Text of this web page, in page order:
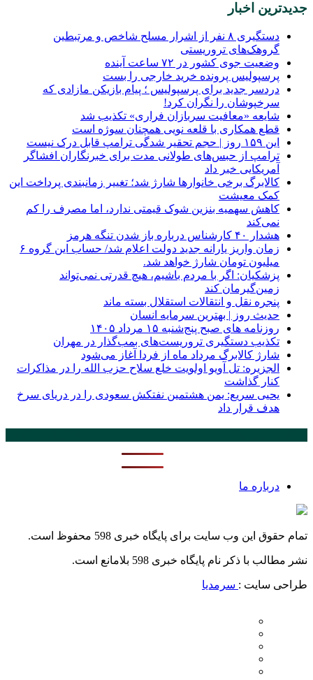
جدیدترین اخبار
دستگیری ۸ نفر از اشرار مسلح شاخص و مرتبطین
گروهک‌های تروریستی
وضعیت جوی کشور در ۷۲ ساعت آینده
پرسپولیس پرونده خرید خارجی را بست
دردسر جدید برای پرسپولیس ؛ پیام بازیکن مازادی که
سرخپوشان را نگران کرد!
شایعه «معافیت سربازان فراری» تکذیب شد
قطع همکاری با قلعه نویی همچنان سوژه است
این ۱۵۹ روز | حجم تحقیر شدگی ترامپ قابل درک نیست
ترامپ از حبس‌های طولانی مدت برای خبرنگاران افشاگر
آمریکایی خبر داد
کالابرگ برخی خانوارها شارژ شد؛ تغییر زمانبندی پرداخت این
کمک معیشت
کاهش سهمیه بنزین شوک قیمتی ندارد، اما مصرف را کم
نمی‌کند
هشدار ۴۰ کارشناس درباره باز شدن تنگه هرمز
زمان واریز یارانه جدید دولت اعلام شد/ حساب این گروه ۶
میلیون تومان شارژ خواهد شد.
پزشکیان: اگر با مردم باشیم، هیچ قدرتی نمی‌تواند
زمین‌گیرمان کند
پنجره‌ نقل و انتقالات استقلال بسته ماند
حدیث روز | بهترین سرمایه انسان
روزنامه‌ های صبح پنج‌شنبه ۱۵ مرداد ۱۴۰۵
تکذیب دستگیری تروریست‌های بمب‌گذار در مهران
شارژ کالابرگ مرداد ماه از فردا آغاز می‌شود
الجزیره: تل آویو اولویت خلع سلاح حزب الله را در مذاکرات
کنار گذاشت
یحیی سریع: یمن هشتمین نفتکش سعودی را در دریای سرخ
هدف قرار داد
درباره ما
تمام حقوق این وب سایت برای پایگاه خبری 598 محفوظ است.
نشر مطالب با ذکر نام پایگاه خبری 598 بلامانع است.
طراحی سایت : سرمدیا